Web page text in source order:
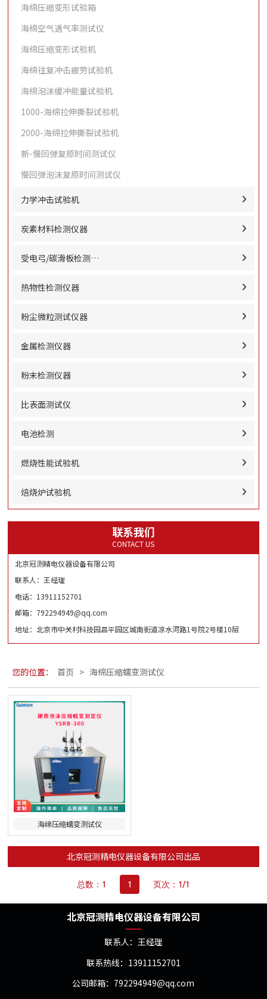
海绵压缩变形试验箱
海绵空气透气率测试仪
海绵压缩变形试验机
海绵往复冲击疲劳试验机
海绵泡沫缓冲能量试验机
1000-海绵拉伸撕裂试验机
2000-海绵拉伸撕裂试验机
新-慢回弹复原时间测试仪
慢回弹泡沫复原时间测试仪
力学冲击试验机
炭素材料检测仪器
受电弓/碳滑板检测…
热物性检测仪器
粉尘微粒测试仪器
金属检测仪器
粉末检测仪器
比表面测试仪
电池检测
燃烧性能试验机
焙烧炉试验机
联系我们
CONTACT US
北京冠测精电仪器设备有限公司
联系人：王经理
电话：13911152701
邮箱：792294949@qq.com
地址：北京市中关村科技园昌平园区城南街道凉水河路1号院2号楼10层
您的位置： 首页 > 海绵压缩蠕变测试仪
海绵压缩蠕变测试仪
北京冠测精电仪器设备有限公司出品
总数：1 1 页次：1/1
北京冠测精电仪器设备有限公司
联系人：王经理
联系热线：13911152701
公司邮箱：792294949@qq.com